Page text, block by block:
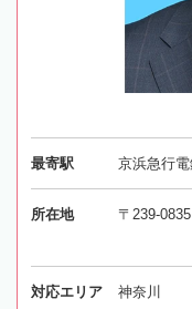
最寄駅 京浜急行
所在地 〒239-
対応エリア 神奈川